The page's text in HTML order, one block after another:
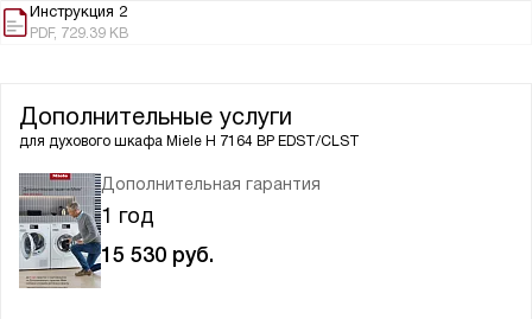
Инструкция 2
PDF, 729.39 KB
Дополнительные услуги
для духового шкафа Miele H 7164 BP EDST/CLST
Дополнительная гарантия
1 год
15 530 руб.